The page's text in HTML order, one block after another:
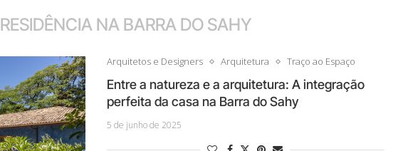
RESIDÊNCIA NA BARRA DO SAHY
Arquitetos e Designers Arquitetura Traço ao Espaço
Entre a natureza e a arquitetura: A integração
perfeita da casa na Barra do Sahy
5 de junho de 2025